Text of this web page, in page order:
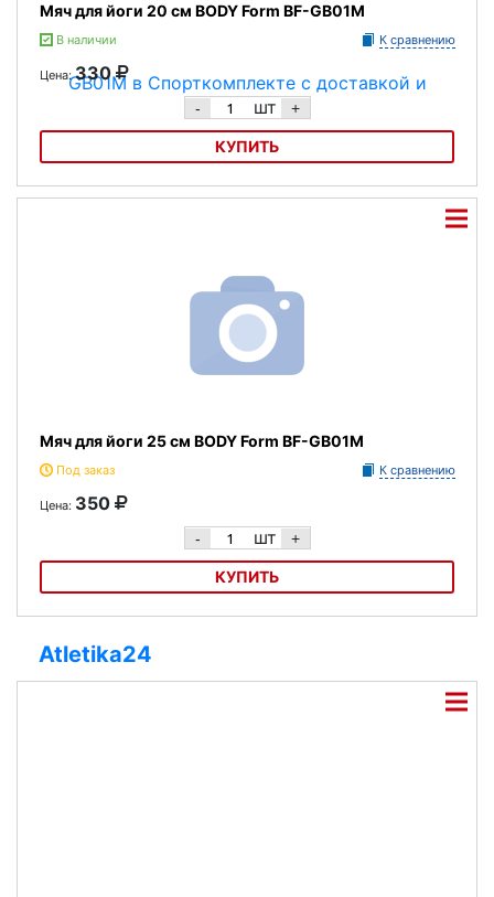
Мяч для йоги 20 см BODY Form BF-GB01M
В наличии К сравнению
Цена:330
- шт +
КУПИТЬ
Мяч для йоги 20 см BODY Form BF-GB01M
Мяч для йоги 25 см BODY Form BF-GB01M
Под заказ К сравнению
Цена: 350
- шт +
КУПИТЬ
Atletika24